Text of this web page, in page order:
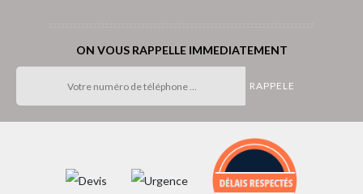
ON VOUS RAPPELLE IMMEDIATEMENT